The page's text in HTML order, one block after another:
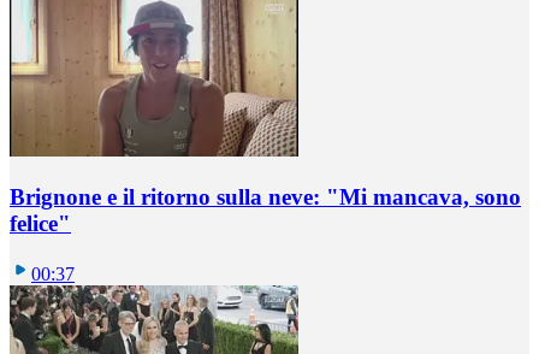
Brignone e il ritorno sulla neve: "Mi mancava, sono
felice"
00:37